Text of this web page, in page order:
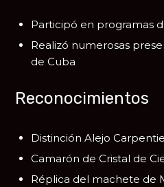
Participó en programas
Realizó numerosas
de Cuba
Reconocimientos
Distinción Alejo
Camarón de Cristal de
Réplica del machete de